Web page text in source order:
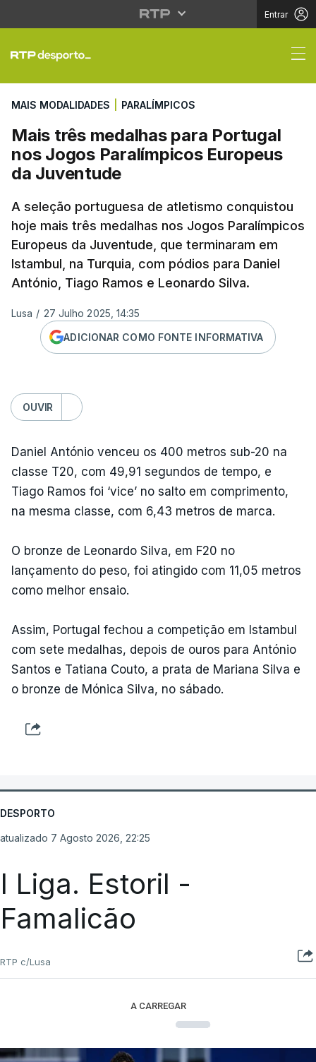
Entrar
Mais três medalhas
MAIS MODALIDADES PARALÍMPICOS
Mais três medalhas para Portugal
nos Jogos Paralímpicos Europeus
da Juventude
A seleção portuguesa de atletismo conquistou
hoje mais três medalhas nos Jogos Paralímpicos
Europeus da Juventude, que terminaram em
Istambul, na Turquia, com pódios para Daniel
António, Tiago Ramos e Leonardo Silva.
Lusa / 27 Julho 2025, 14:35
ADICIONAR COMO FONTE INFORMATIVA
OUVIR
Daniel António venceu os 400 metros sub-20 na
classe T20, com 49,91 segundos de tempo, e
Tiago Ramos foi ‘vice’ no salto em comprimento,
na mesma classe, com 6,43 metros de marca.
O bronze de Leonardo Silva, em F20 no
lançamento do peso, foi atingido com 11,05 metros
como melhor ensaio.
Assim, Portugal fechou a competição em Istambul
com sete medalhas, depois de ouros para António
Santos e Tatiana Couto, a prata de Mariana Silva e
o bronze de Mónica Silva, no sábado.
DESPORTO
atualizado 7 Agosto 2026, 22:25
I Liga. Estoril -
Famalicão
RTP c/Lusa
A CARREGAR